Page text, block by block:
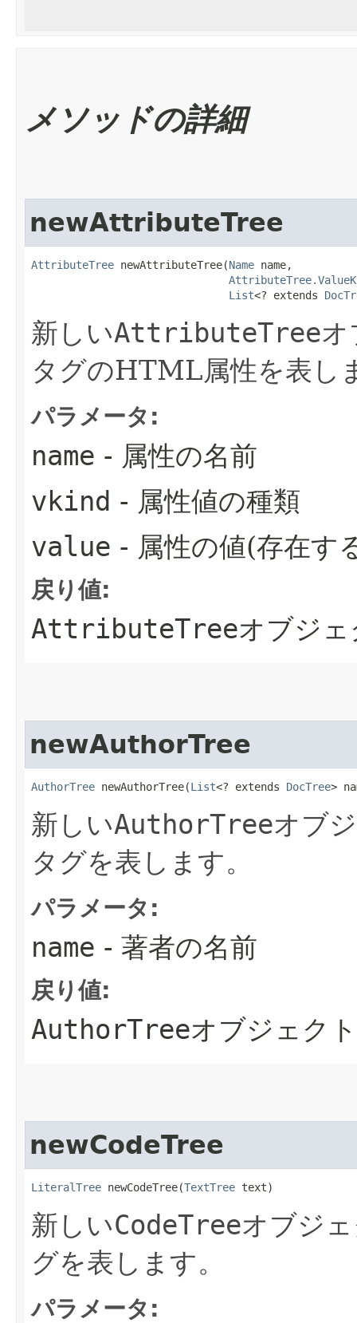
メソッドの詳細
newAttributeTree
AttributeTree newAttributeTree​(Name name,
List<? extends
新しいAttributeTree
タグのHTML属性を表し
パラメータ:
name - 属性の名前
vkind - 属性値の種類
value - 属性の値(存在す
戻り値:
AttributeTreeオブジ
newAuthorTree
AuthorTree newAuthorTree​(List<? extends DocTree>
新しいAuthorTreeオブ
タグを表します。
パラメータ:
name - 著者の名前
戻り値:
AuthorTreeオブジェクト
newCodeTree
LiteralTree newCodeTree​(TextTree text)
新しいCodeTreeオブジ
グを表します。
パラメータ: